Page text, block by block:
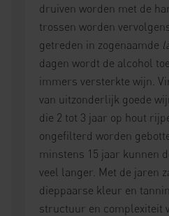
druiven worden met de
trossen worden
getreden in zogenaamde
dagen wordt de alcohol
immers versterkte wijn.
van uitzonderlijk goede
die 2 tot 3 jaar op hout
ongefilterd worden
minstens 15 jaar kunnen
veel langer. Met de jaren
dieppaarse kleur en
structuur en complexiteit